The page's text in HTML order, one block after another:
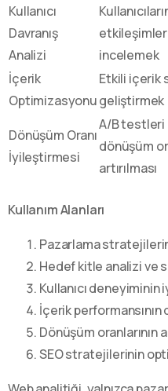
Kullanıcı
Davranış
Analizi
incelemek
İçerik
Optimizasyonu
Etkili içerik
geliştirmek
Dönüşüm Oranı
İyileştirmesi
A/B testleri
dönüşüm
artırılması
Kullanım Alanları
Pazarlama
Hedef kitle analizi ve
Kullanıcı
İçerik
Dönüşüm oranlarının
SEO stratejilerinin